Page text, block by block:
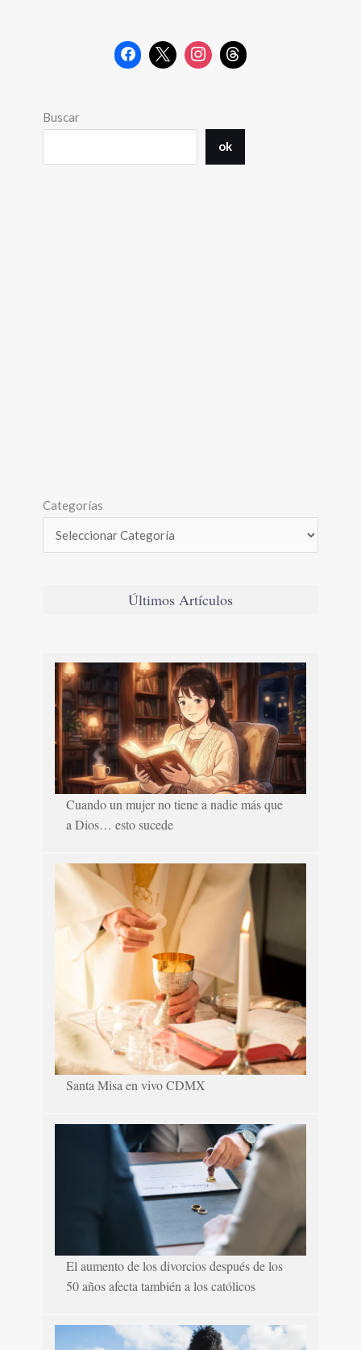
Buscar
ok
Categorías
Últimos Artículos
Cuando un mujer no tiene a nadie más que
a Dios… esto sucede
Santa Misa en vivo CDMX
El aumento de los divorcios después de los
50 años afecta también a los católicos